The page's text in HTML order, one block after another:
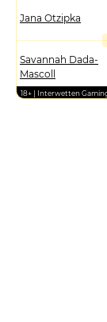
Jana Otzipka
Savannah Dada-
Mascoll
18+ | Interwetten